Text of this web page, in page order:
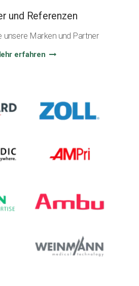
und Referenzen
unsere Marken und Partner
erfahren